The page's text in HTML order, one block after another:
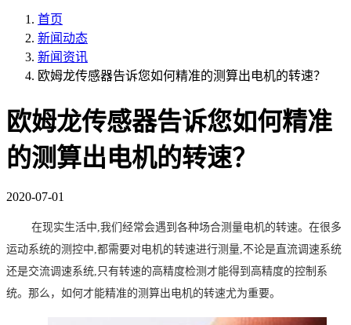
首页
新闻动态
新闻资讯
欧姆龙传感器告诉您如何精准的测算出电机的转速？
欧姆龙传感器告诉您如何精准
的测算出电机的转速？
2020-07-01
在现实生活中,我们经常会遇到各种场合测量电机的转速。在很多
运动系统的测控中,都需要对电机的转速进行测量,不论是直流调速系统
还是交流调速系统,只有转速的高精度检测才能得到高精度的控制系
统。那么，如何才能精准的测算出电机的转速尤为重要。